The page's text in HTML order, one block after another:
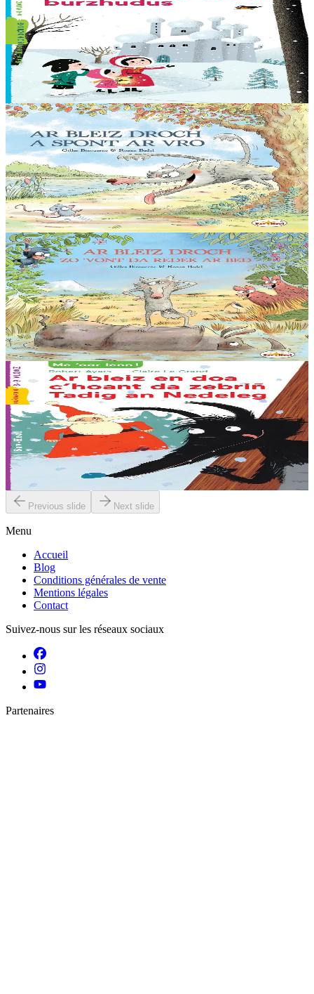
Les flocons magiques
La reine des Neiges confie à ses trois enfants, Olga, Ingrid et Hans,
une mission de la plus haute importance : ils doivent remettre un
étrange coffret au père Noël....
En stock 7,00 €
5 ans et plus
Sav-heol
Loup gris la terreur
Pfiou ! Quelle chaleur ! Bleiz Droch se rafraîchit en barbotant
pépère dans la rivière. Lui vient alors une idée de génie : surprendre
les animaux assoiffés et les croquer !...
En stock13,50 €
5 ans et plus
Sav-heol
Loup gris part à l'aventure
Aujourd’hui, Loup gris s’ennuie. « Chasser sur ce territoire, c’est
toujours la même histoire. » Et s’il allait ailleurs ? Prêt pour
l’aventure, direction le sud....
En stock13,50 €
6 ans et plus
Sav-heol
Le loup qui voulait manger le père Noël
Le père Noël est malade, il a trop mangé. Dans la forêt, le loup est
affamé. Alors, quand il voit une silhouette rouge qui s'approche, il
est persuadé que le...
En stock
Previous slide Next slide
Menu
Accueil
Blog
Conditions générales de vente
Mentions légales
Contact
Suivez-nous sur les réseaux sociaux
Partenaires